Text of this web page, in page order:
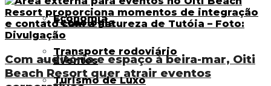
Tecnologia
Transporte rodoviário
Turismo de Luxo
Economia
Eventos
Com auditório e espaço à beira-mar, Oiti
Beach Resort quer atrair eventos